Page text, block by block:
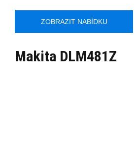
ZOBRAZIT NABÍDKU
Makita DLM481Z